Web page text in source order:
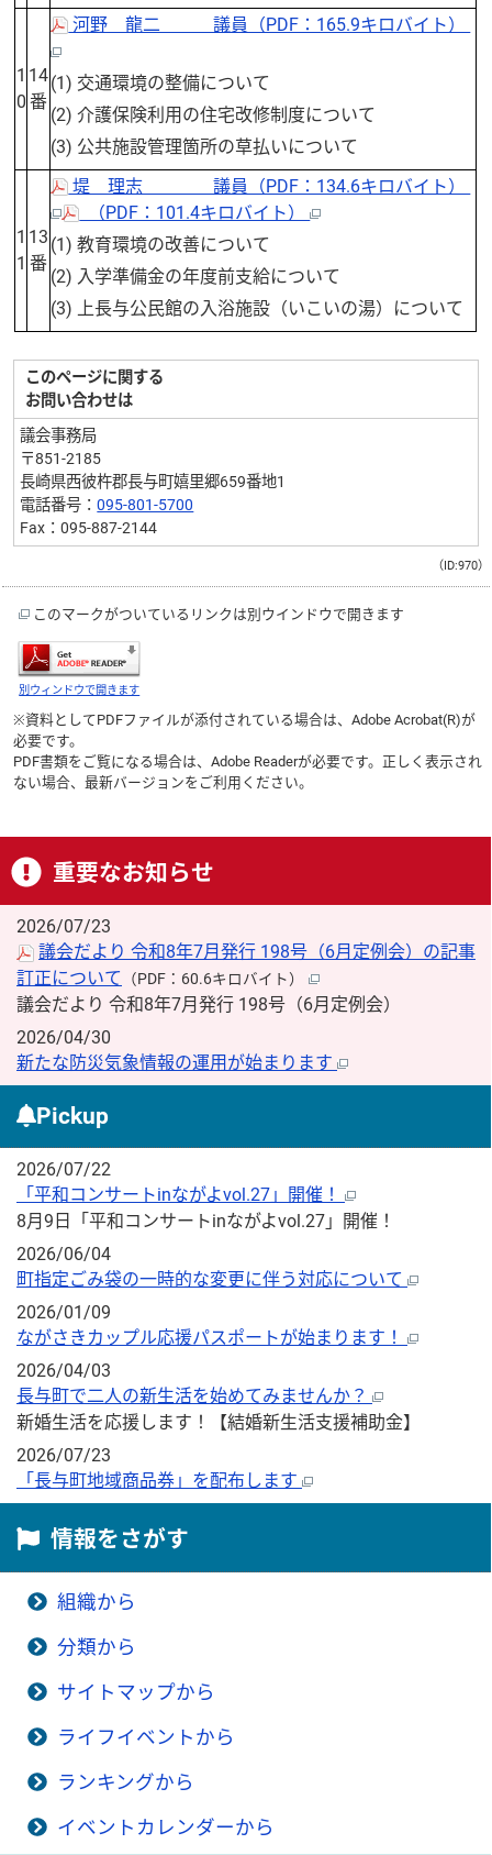
1
0
14
番
河野 龍二 議員（PDF：165.9キロバイト）
(1) 交通環境の整備について
(2) 介護保険利用の住宅改修制度について
(3) 公共施設管理箇所の草払いについて
1
1
13
番
堤 理志 議員（PDF：134.6キロバイト）
（PDF：101.4キロバイト）
(1) 教育環境の改善について
(2) 入学準備金の年度前支給について
(3) 上長与公民館の入浴施設（いこいの湯）について
このページに関する
お問い合わせは
議会事務局
〒851-2185
長崎県西彼杵郡長与町嬉里郷659番地1
電話番号：095-801-5700
Fax：095-887-2144
（ID:970）
このマークがついているリンクは別ウインドウで開きます
別ウィンドウで開きます
※資料としてPDFファイルが添付されている場合は、Adobe Acrobat(R)が
必要です。
PDF書類をご覧になる場合は、Adobe Readerが必要です。正しく表示され
ない場合、最新バージョンをご利用ください。
重要なお知らせ
2026/07/23
議会だより 令和8年7月発行 198号（6月定例会）の記事
訂正について （PDF：60.6キロバイト）
議会だより 令和8年7月発行 198号（6月定例会）
2026/04/30
新たな防災気象情報の運用が始まります
Pickup
2026/07/22
「平和コンサートinながよvol.27」開催！
8月9日「平和コンサートinながよvol.27」開催！
2026/06/04
町指定ごみ袋の一時的な変更に伴う対応について
2026/01/09
ながさきカップル応援パスポートが始まります！
2026/04/03
長与町で二人の新生活を始めてみませんか？
新婚生活を応援します！【結婚新生活支援補助金】
2026/07/23
「長与町地域商品券」を配布します
情報をさがす
組織から
分類から
サイトマップから
ライフイベントから
ランキングから
イベントカレンダーから